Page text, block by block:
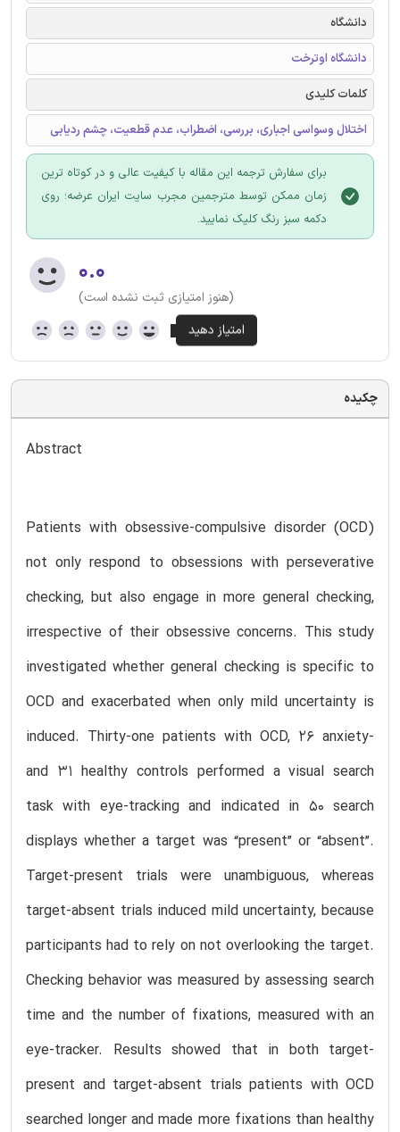
دانشگاه
دانشگاه اوترخت
کلمات کلیدی
اختلال وسواسی اجباری، بررسی، اضطراب، عدم قطعیت، چشم ردیابی
برای سفارش ترجمه این مقاله با کیفیت عالی و در کوتاه ترین
زمان ممکن توسط مترجمین مجرب سایت ایران عرضه؛ روی
دکمه سبز رنگ کلیک نمایید.
۰.۰
(هنوز امتیازی ثبت نشده است)
چکیده
Abstract
Patients with obsessive-compulsive disorder (OCD)
not only respond to obsessions with perseverative
checking, but also engage in more general checking,
irrespective of their obsessive concerns. This study
investigated whether general checking is specific to
OCD and exacerbated when only mild uncertainty is
induced. Thirty-one patients with OCD, 26 anxiety-
and 31 healthy controls performed a visual search
task with eye-tracking and indicated in 50 search
displays whether a target was “present” or “absent”.
Target-present trials were unambiguous, whereas
target-absent trials induced mild uncertainty, because
participants had to rely on not overlooking the target.
Checking behavior was measured by assessing search
time and the number of fixations, measured with an
eye-tracker. Results showed that in both target-
present and target-absent trials patients with OCD
searched longer and made more fixations than healthy